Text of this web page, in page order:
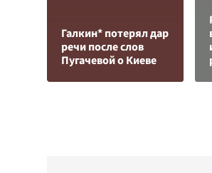
Галкин* потерял дар
речи после слов
Пугачевой о Киеве